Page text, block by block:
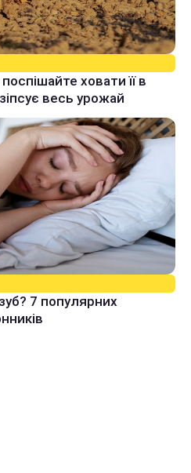
ховати її в
весь урожай
7 популярних